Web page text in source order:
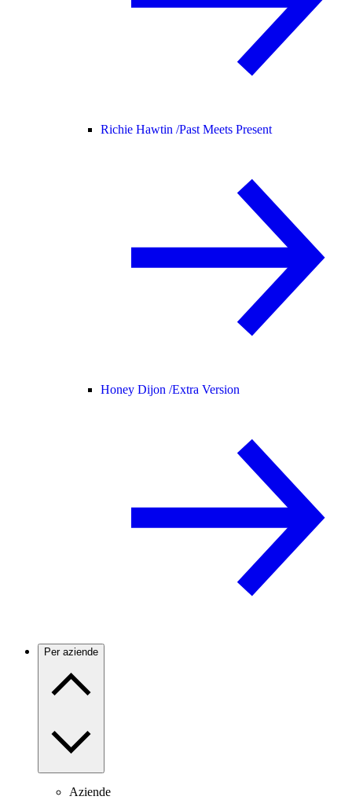
Richie Hawtin /Past Meets Present
Honey Dijon /Extra Version
Per aziende
Aziende